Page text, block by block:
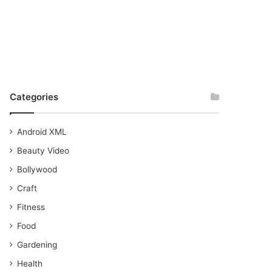
Categories
Android XML
Beauty Video
Bollywood
Craft
Fitness
Food
Gardening
Health